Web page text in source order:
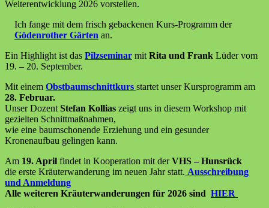
Weiterentwicklung 2026 vorstellen.
Ich fange mit dem frisch gebackenen Kurs-Programm der
Gödenrother Gärten an.
Ein Highlight ist das Pilzseminar mit Rita und Frank Lüder vom
19. – 20. September.
Mit einem Obstbaumschnittkurs startet unser Kursprogramm am
28. Februar.
Unser Dozent Stefan Kollias zeigt uns in diesem Workshop mit
gezielten Schnittmaßnahmen,
wie eine baumschonende Erziehung und ein gesunder
Kronenaufbau gelingen kann.
Am 19. April findet in Kooperation mit derVHS – Hunsrück
die erste Kräuterwanderung im neuen Jahr statt. Ausschreibung
und Anmeldung
Alle weiteren Kräuterwanderungen für 2026 sind HIER